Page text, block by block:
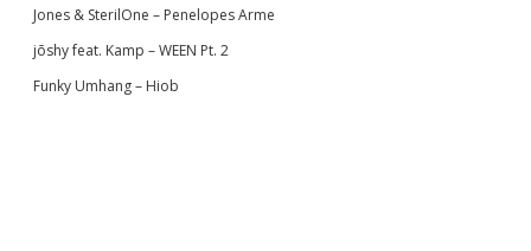
Jones & SterilOne – Penelopes Arme
jōshy feat. Kamp – WEEN Pt. 2
Funky Umhang – Hiob